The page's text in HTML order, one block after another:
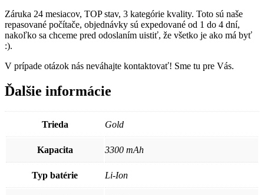
Záruka 24 mesiacov, TOP stav, 3 kategórie kvality. Toto sú naše
repasované počítače, objednávky sú expedované od 1 do 4 dní,
nakoľko sa chceme pred odoslaním uistiť, že všetko je ako má byť
:).
V prípade otázok nás neváhajte kontaktovať! Sme tu pre Vás.
Ďalšie informácie
Trieda Gold
Kapacita 3300 mAh
Typ batérie Li-Ion